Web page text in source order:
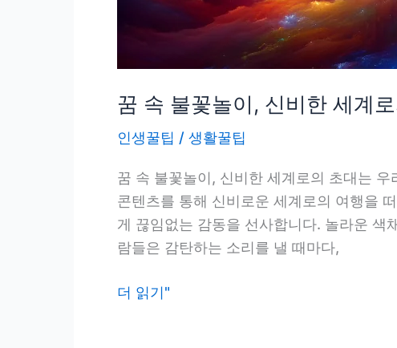
꿈 속 불꽃놀이, 신비한 세계
인생꿀팁 / 생활꿀팁
꿈 속 불꽃놀이, 신비한 세계로의 초대는
콘텐츠를 통해 신비로운 세계로의 여행을
게 끊임없는 감동을 선사합니다. 놀라운 색
람들은 감탄하는 소리를 낼 때마다,
꿈
더 읽기"